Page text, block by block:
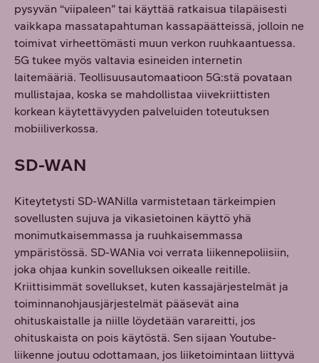
pysyvän “viipaleen” tai käyttää ratkaisua tilapäisesti
vaikkapa massatapahtuman kassapäätteissä, jolloin ne
toimivat virheettömästi muun verkon ruuhkaantuessa.
5G tukee myös valtavia esineiden internetin
laitemääriä. Teollisuusautomaatioon 5G:stä povataan
mullistajaa, koska se mahdollistaa viivekriittisten
korkean käytettävyyden palveluiden toteutuksen
mobiiliverkossa.
SD-WAN
Kiteytetysti SD-WANilla varmistetaan tärkeimpien
sovellusten sujuva ja vikasietoinen käyttö yhä
monimutkaisemmassa ja ruuhkaisemmassa
ympäristössä. SD-WANia voi verrata liikennepoliisiin,
joka ohjaa kunkin sovelluksen oikealle reitille.
Kriittisimmät sovellukset, kuten kassajärjestelmät ja
toiminnanohjausjärjestelmät pääsevät aina
ohituskaistalle ja niille löydetään varareitti, jos
ohituskaista on pois käytöstä. Sen sijaan Youtube-
liikenne joutuu odottamaan, jos liiketoimintaan liittyvä